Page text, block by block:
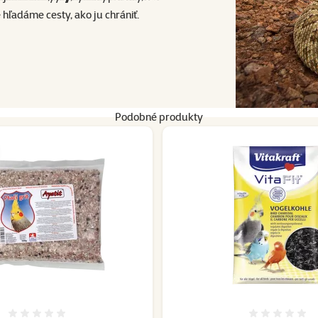
cesty, ako ju chrániť.
Podobné produkty